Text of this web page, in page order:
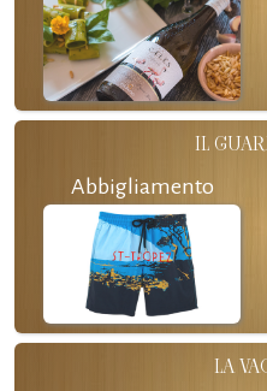
IL
Abbigliamento
LA